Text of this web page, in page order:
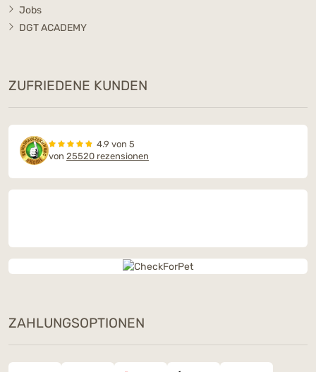
Jobs
DGT ACADEMY
ZUFRIEDENE KUNDEN
4.9 von 5
von 25520 rezensionen
ZAHLUNGSOPTIONEN